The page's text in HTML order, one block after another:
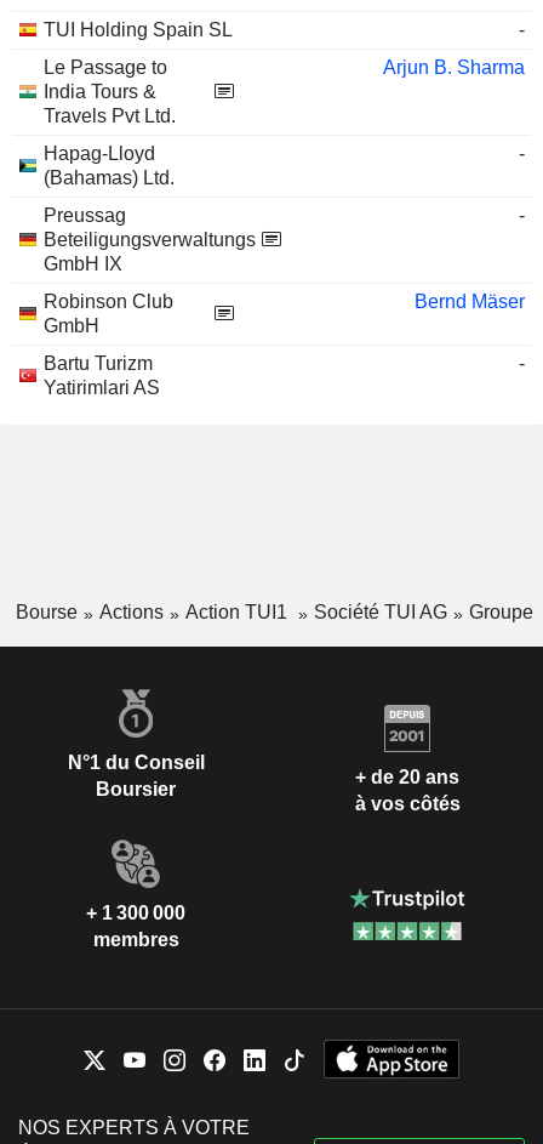
TUI Holding Spain SL
-
Le Passage to
India Tours &
Travels Pvt Ltd.
Arjun B. Sharma
Hapag-Lloyd
(Bahamas) Ltd.
-
Preussag
Beteiligungsverwaltungs
GmbH IX
-
Robinson Club
GmbH
Bernd Mäser
Bartu Turizm
Yatirimlari AS
-
Bourse Actions Action TUI1 Société TUI AG Groupe
N°1 du Conseil
Boursier
+ de 20 ans
à vos côtés
+ 1 300 000
membres
NOS EXPERTS À VOTRE